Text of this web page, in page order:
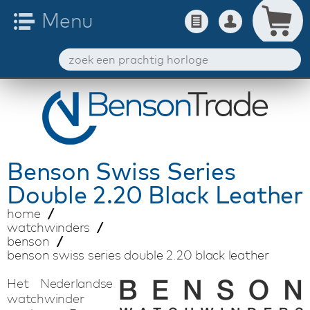
Benson Swiss Series
Double 2.20 Black Leather
home
watchwinders
benson
benson swiss series double 2.20 black leather
Het Nederlandse
watchwinder